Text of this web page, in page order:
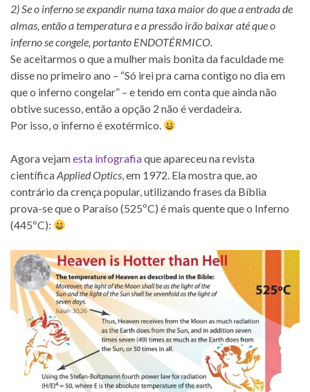
2) Se o inferno se expandir numa taxa maior do que a entrada de
almas, então a temperatura e a pressão irão baixar até que o
inferno se congele, portanto ENDOTÉRMICO.
Se aceitarmos o que a mulher mais bonita da faculdade me
disse no primeiro ano – “Só irei pra cama contigo no dia em
que o inferno congelar” – e tendo em conta que ainda não
obtive sucesso, então a opção 2 não é verdadeira.
Por isso, o inferno é exotérmico.
Agora vejamesta infografiaque apareceu na revista
científicaApplied Optics, em 1972. Ela mostra que, ao
contrário da crença popular, utilizando frases da Bíblia
prova-se que o Paraíso (525ºC) é mais quente que o Inferno
(445ºC):